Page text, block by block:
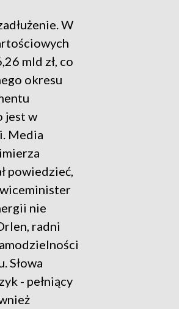
W
mld zł, co
okresu
jest w
Media
powiedzieć,
wiceminister
nie
radni
Słowa
- pełniący